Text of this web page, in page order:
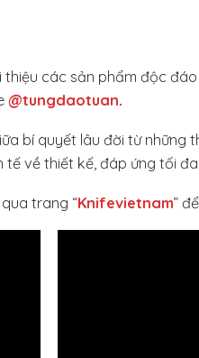
thiệu các sản phẩm độc
@tungdaotuan.
bí quyết lâu đời từ
về thiết kế, đáp ứng tối
trang “Knifevietnam”